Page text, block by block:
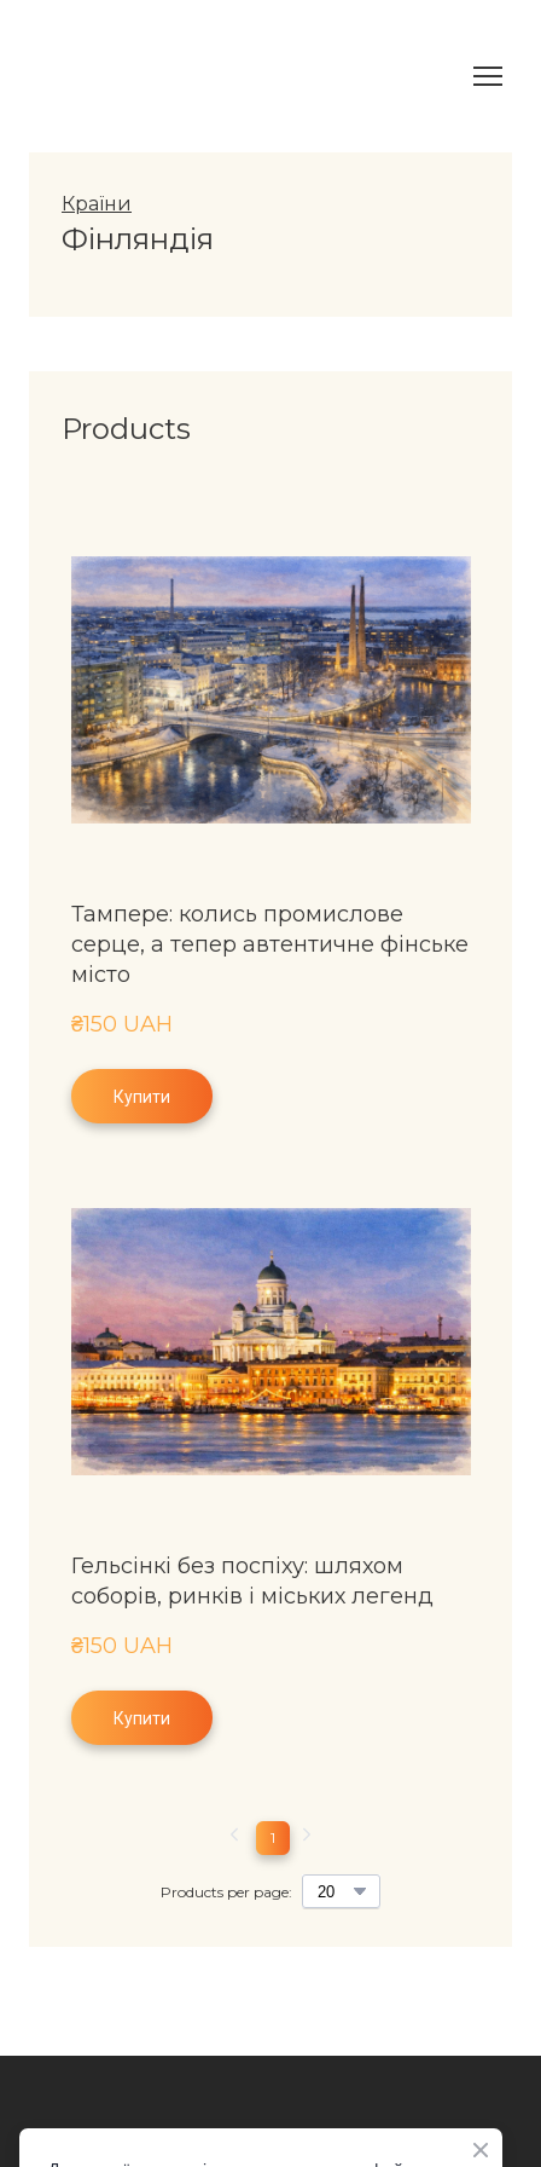
Країни
Фінляндія
Products
Тампере: колись промислове
серце, а тепер автентичне фінське
місто
₴150 UAH
Купити
Гельсінкі без поспіху: шляхом
соборів, ринків і міських легенд
₴150 UAH
Купити
Products per page:
1